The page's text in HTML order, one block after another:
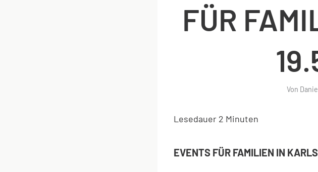
FÜR
Von
Lesedauer 2 Minuten
EVENTS FÜR FAMILIEN IN